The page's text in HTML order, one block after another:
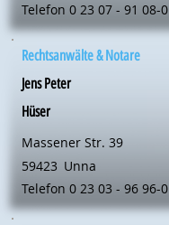
Telefon 0 23 07 - 91 08-0
Rechtsanwälte & Notare
Jens Peter
Hüser
Massener Str. 39
59423 Unna
Telefon 0 23 03 - 96 96-0